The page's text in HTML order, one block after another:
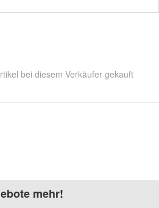
bei diesem Verkäufer gekauft
mehr!